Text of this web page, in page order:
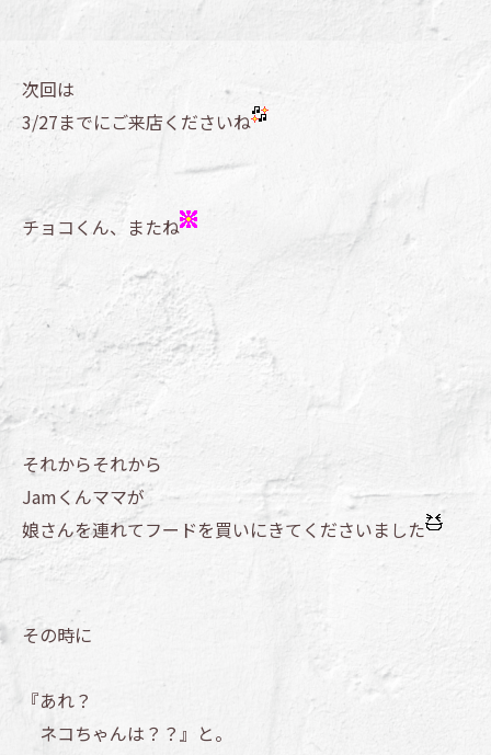
次回は
3/27までにご来店くださいね
チョコくん、またね
それからそれから
Jamくんママが
娘さんを連れてフードを買いにきてくださいました
その時に
『あれ？
ネコちゃんは？？』と。